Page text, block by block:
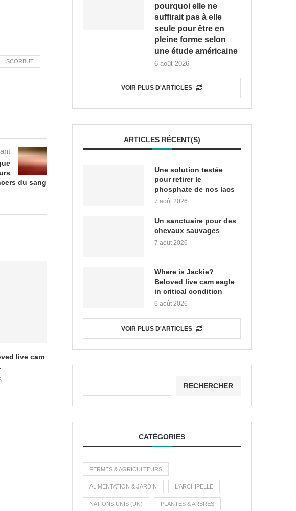
SCORBUT
du sang
live cam
pourquoi elle ne
suffirait pas à elle
seule pour être en
pleine forme selon
une étude américaine
6 août 2026
VOIR PLUS D'ARTICLES
ARTICLES RÉCENT(S)
Une solution testée
pour retirer le
phosphate de nos lacs
7 août 2026
Un sanctuaire pour des
chevaux sauvages
7 août 2026
Where is Jackie?
Beloved live cam eagle
in critical condition
6 août 2026
VOIR PLUS D'ARTICLES
RECHERCHER
CATÉGORIES
FERMES & AGRICULTEURS
ALIMENTATION & JARDIN L'ARCHIPELLE
NATIONS UNIS (UN) PLANTES & ARBRES